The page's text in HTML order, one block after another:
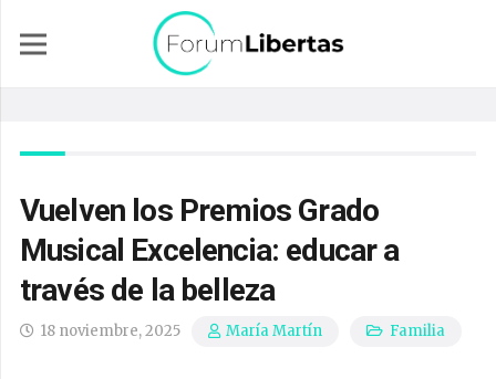
Vuelven los Premios Grado
Musical Excelencia: educar a
través de la belleza
18 noviembre, 2025 María Martín Familia